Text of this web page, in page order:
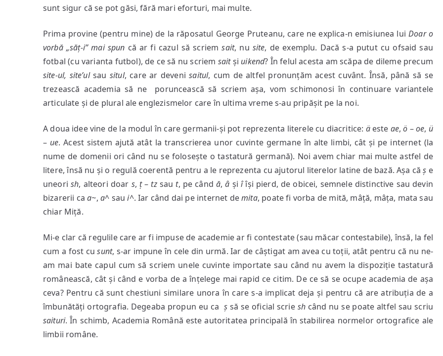
sunt sigur că se pot găsi, fără mari eforturi, mai multe.
Prima provine (pentru mine) de la răposatul George Pruteanu, care ne explica-n emisiunea luiDoar o
vorbă „săț-i” mai spun că ar fi cazul să scriemsait, nu site, de exemplu. Dacă s-a putut cu ofsaid sau
fotbal (cu varianta futbol), de ce să nu scriem saitși uikend? În felul acesta am scăpa de dileme precum
site-ul, site’ulsau situl, care ar devenisaitul, cum de altfel pronunțăm acest cuvânt. Însă, până să se
trezească academia să ne poruncească să scriem așa, vom schimonosi în continuare variantele
articulate și de plural ale englezismelor care în ultima vreme s-au pripășit pe la noi.
A doua idee vine de la modul în care germanii-și pot reprezenta literele cu diacritice: äeste ae,ö –oe, ü
– ue. Acest sistem ajută atât la transcrierea unor cuvinte germane în alte limbi, cât și pe internet (la
nume de domenii ori când nu se folosește o tastatură germană). Noi avem chiar mai multe astfel de
litere, însă nu și o regulă coerentă pentru a le reprezenta cu ajutorul literelor latine de bază. Așa căș e
uneorish, alteori doar s, ț– tzsau t, pe când ă,â șiîîși pierd, de obicei, semnele distinctive sau devin
bizarerii caa~,a^ saui^. Iar când dai pe internet demita, poate fi vorba de mită, mâță, mâța, mata sau
chiar Miță.
Mi-e clar că regulile care ar fi impuse de academie ar fi contestate (sau măcar contestabile), însă, la fel
cum a fost cusunt, s-ar impune în cele din urmă. Iar de câștigat am avea cu toții, atât pentru că nu ne-
am mai bate capul cum să scriem unele cuvinte importate sau când nu avem la dispoziție tastatură
românească, cât și când e vorba de a înțelege mai rapid ce citim. De ce să se ocupe academia de așa
ceva? Pentru că sunt chestiuni similare unora în care s-a implicat deja și pentru că are atribuția de a
îmbunătăți ortografia. Degeaba propun eu ca șsă se oficial scrie shcând nu se poate altfel sau scriu
saituri. În schimb, Academia Română este autoritatea principală în stabilirea normelor ortografice ale
limbii române.